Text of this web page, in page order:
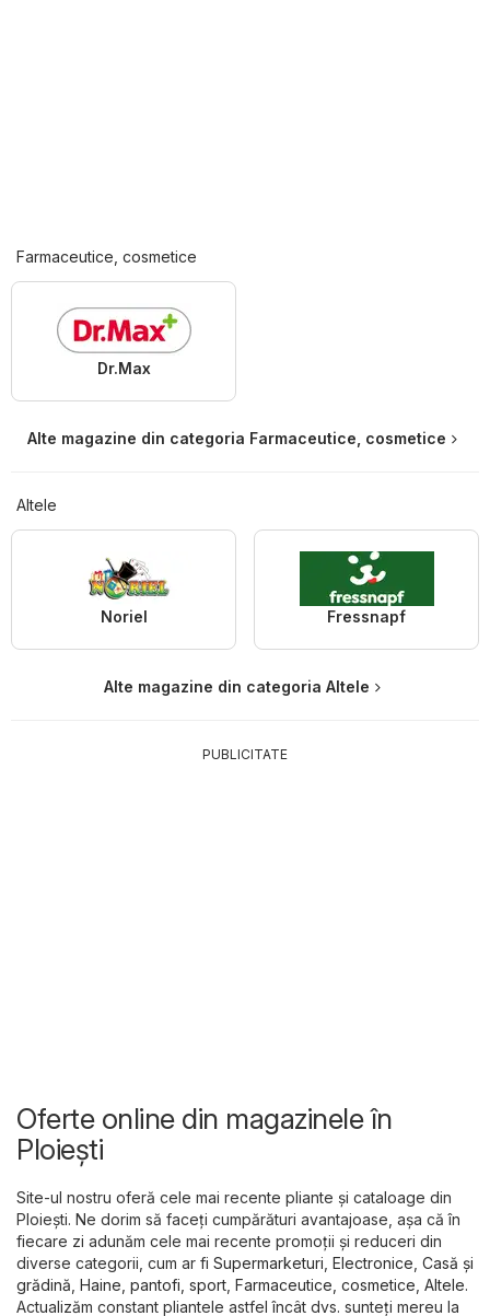
Farmaceutice, cosmetice
Dr.Max
Alte magazine din categoria Farmaceutice, cosmetice
Altele
Noriel Fressnapf
Alte magazine din categoria Altele
PUBLICITATE
Oferte online din magazinele în
Ploiești
Site-ul nostru oferă cele mai recente pliante și cataloage din
Ploiești. Ne dorim să faceți cumpărături avantajoase, așa că în
fiecare zi adunăm cele mai recente promoții și reduceri din
diverse categorii, cum ar fi Supermarketuri Electronice Casă și
grădină Haine, pantofi, sport Farmaceutice, cosmetice Altele.
Actualizăm constant pliantele astfel încât dvs. sunteți mereu la